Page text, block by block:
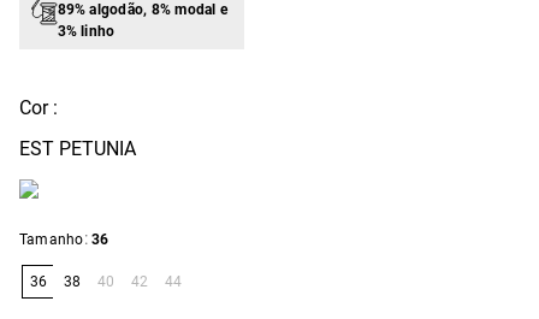
89% algodão, 8% modal e
3% linho
Cor :
EST PETUNIA
Tamanho: 36
36 38 40 42 44
º camisa